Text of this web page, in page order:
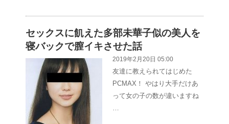
セックスに飢えた多部未華子似の美人を
寝バックで膣イキさせた話
2019年2月20日 05:00
友達に教えられてはじめた
PCMAX！ やはり大手だけあ
って女の子の数が違いますね